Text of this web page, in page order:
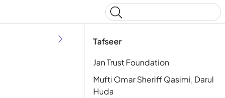
Tafseer
Jan Trust Foundation
Mufti Omar Sheriff Qasimi, Darul
Huda